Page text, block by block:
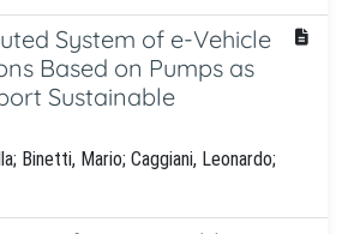
System of e-Vehicle
Based on Pumps as
Sustainable
Binetti, Mario; Caggiani, Leonardo;